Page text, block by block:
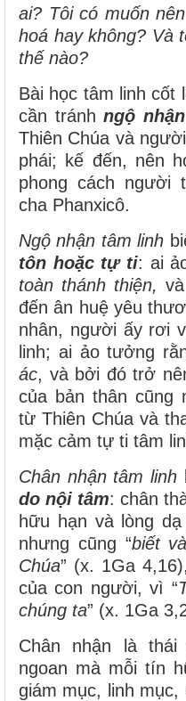
ai? Tôi có muốn
hoá hay không? Và
thế nào?
Bài học tâm linh cốt
cần tránhngộ nhận
Thiên Chúa và
phái; kế đến, nên
phong cách người
cha Phanxicô.
Ngộ nhận tâm linh
tôn hoặc tự ti: ai
toàn thánh thiện,
đến ân huệ yêu
nhân, người ấy rơi
linh; ai ảo tưởng
ác, và bởi đó trở
của bản thân cũng
từ Thiên Chúa và
mặc cảm tự ti tâm
Chân nhận tâm linh
do nội tâm: chân
hữu hạn và lòng
nhưng cũng “biết
Chúa” (x. 1Ga
của con người, vì “
chúng ta” (x. 1Ga
Chân nhận là
ngoan mà mỗi tín
giám mục, linh